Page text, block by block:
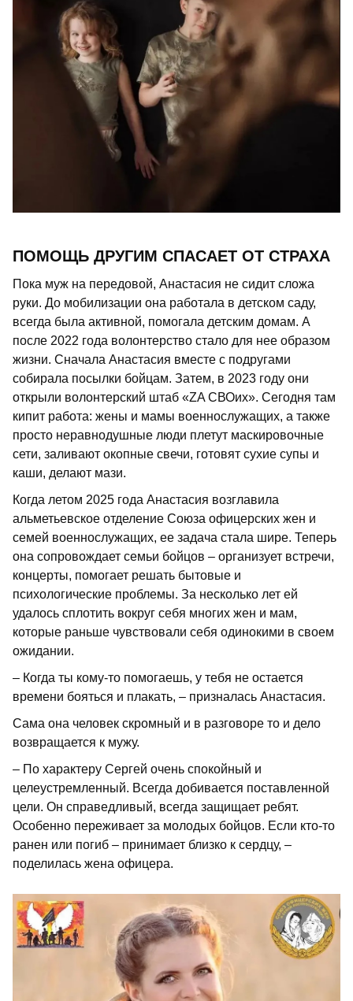
ПОМОЩЬ ДРУГИМ СПАСАЕТ ОТ СТРАХА
Пока муж на передовой, Анастасия не сидит сложа
руки. До мобилизации она работала в детском саду,
всегда была активной, помогала детским домам. А
после 2022 года волонтерство стало для нее образом
жизни. Сначала Анастасия вместе с подругами
собирала посылки бойцам. Затем, в 2023 году они
открыли волонтерский штаб «ZA СВОих». Сегодня там
кипит работа: жены и мамы военнослужащих, а также
просто неравнодушные люди плетут маскировочные
сети, заливают окопные свечи, готовят сухие супы и
каши, делают мази.
Когда летом 2025 года Анастасия возглавила
альметьевское отделение Союза офицерских жен и
семей военнослужащих, ее задача стала шире. Теперь
она сопровождает семьи бойцов – организует встречи,
концерты, помогает решать бытовые и
психологические проблемы. За несколько лет ей
удалось сплотить вокруг себя многих жен и мам,
которые раньше чувствовали себя одинокими в своем
ожидании.
– Когда ты кому-то помогаешь, у тебя не остается
времени бояться и плакать, – призналась Анастасия.
Сама она человек скромный и в разговоре то и дело
возвращается к мужу.
– По характеру Сергей очень спокойный и
целеустремленный. Всегда добивается поставленной
цели. Он справедливый, всегда защищает ребят.
Особенно переживает за молодых бойцов. Если кто-то
ранен или погиб – принимает близко к сердцу, –
поделилась жена офицера.